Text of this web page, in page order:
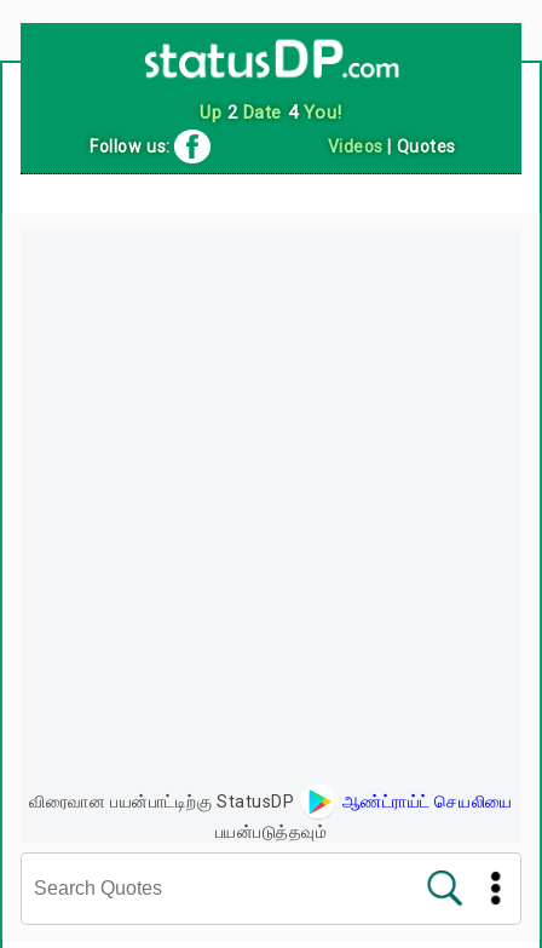
Up 2Date 4You!
Follow us: Videos Quotes
விரைவான பயன்பாட்டிற்கு StatusDP
ஆண்ட்ராய்ட் செயலியை
பயன்படுத்தவும்